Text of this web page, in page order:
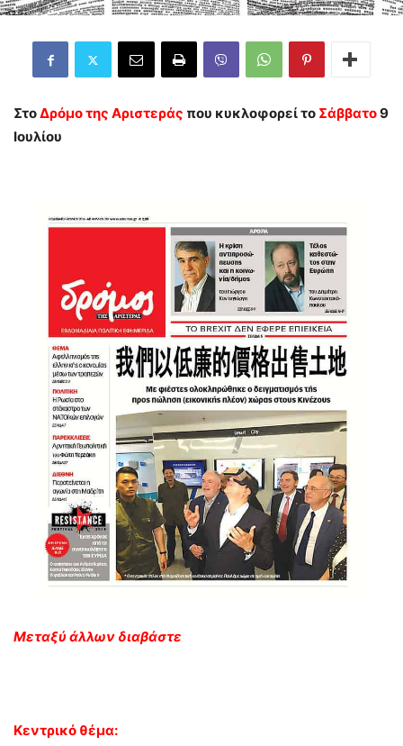
ΣτοΔρόμο της Αριστεράς που κυκλοφορεί το Σάββατο9
Ιουλίου
Μεταξύ άλλων διαβάστε
Κεντρικό θέμα: